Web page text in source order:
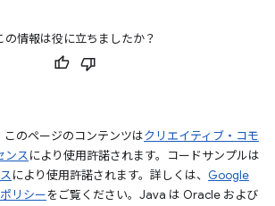
の情報は役に立ちましたか？
のページのコンテンツはクリエイティブ・コモ
ンスにより使用許諾されます。コードサンプルは
により使用許諾されます。詳しくは、 Google
リシーをご覧ください。Java は Oracle および